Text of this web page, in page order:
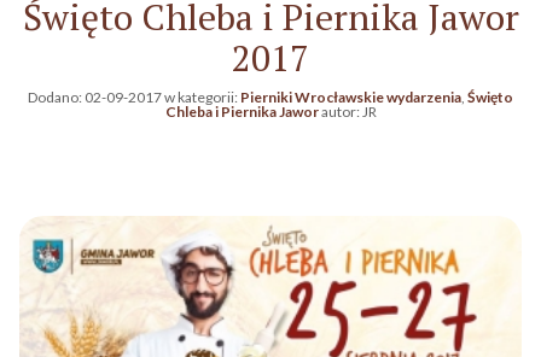
Święto Chleba i Piernika Jawor
2017
Dodano: 02-09-2017w kategorii: Pierniki Wrocławskie wydarzenia Święto
Chleba i Piernika Jaworautor: JR